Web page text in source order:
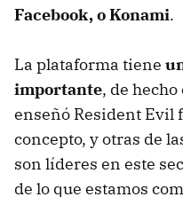
Facebook, o Konami.
La plataforma tiene
importante, de
enseñó Resident Evil
concepto, y otras de
son líderes en este
de lo que estamos